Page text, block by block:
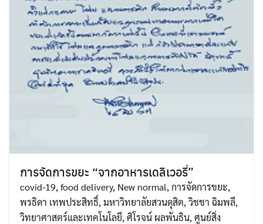
การจัดการขยะ “จากอาหารเดลิเวอรี่”
covid-19, food delivery, New normal, การจัดการขยะ,
พรธิดา เทพประสิทธิ์, มหาวิทยาลัยสวนดุสิต,วิชชา ฉิมพลี,
วิทยาศาสตร์และเทคโนโลยี, ศิโรจน์ ผลพันธิน, ศูนย์สิ่ง